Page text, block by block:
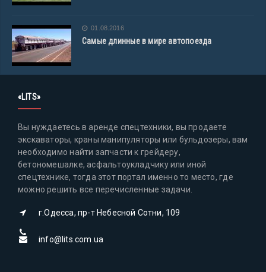
01.08.2016
Самые длинные в мире автопоезда
«LITS»
Вы нуждаетесь в аренде спецтехники, вы продаете
экскаваторы, краны манипуляторы или бульдозеры, вам
необходимо найти запчасти к грейдеру,
бетономешалке, асфальтоукладчику или иной
спецтехнике, тогда этот портал именно то место, где
можно решить все перечисленные задачи.
г.Одесса, пр-т Небесной Сотни, 109
info@lits.com.ua